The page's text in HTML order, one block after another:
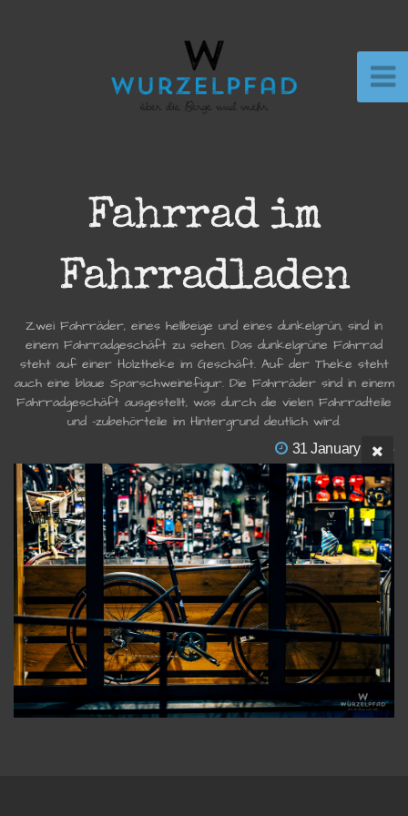
Fahrrad im
Fahrradladen
Zwei Fahrräder, eines hellbeige und eines dunkelgrün, sind in
einem Fahrradgeschäft zu sehen. Das dunkelgrüne Fahrrad
steht auf einer Holztheke im Geschäft. Auf der Theke steht
auch eine blaue Sparschweinefigur. Die Fahrräder sind in einem
Fahrradgeschäft ausgestellt, was durch die vielen Fahrradteile
und -zubehörteile im Hintergrund deutlich wird.
31 January 2025